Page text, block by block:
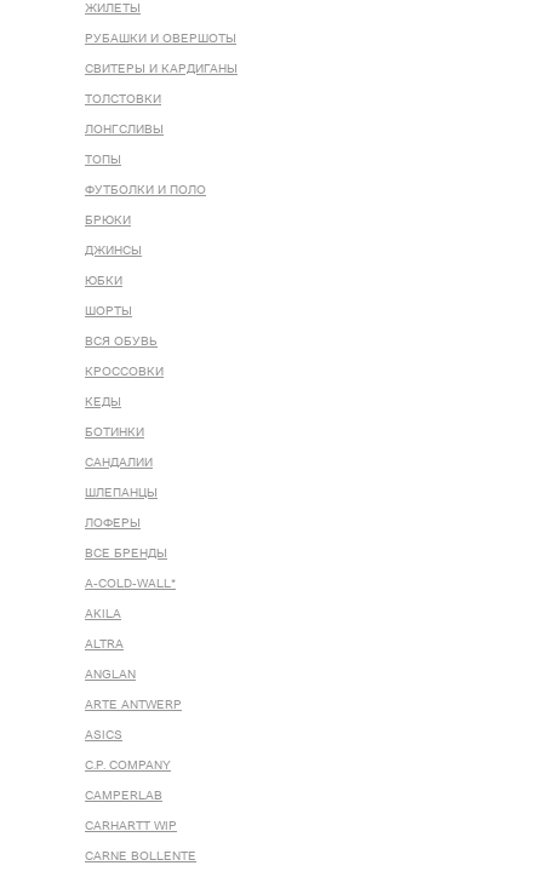
ЖИЛЕТЫ
РУБАШКИ И ОВЕРШОТЫ
СВИТЕРЫ И КАРДИГАНЫ
ТОЛСТОВКИ
ЛОНГСЛИВЫ
ТОПЫ
ФУТБОЛКИ И ПОЛО
БРЮКИ
ДЖИНСЫ
ЮБКИ
ШОРТЫ
ВСЯ ОБУВЬ
КРОССОВКИ
КЕДЫ
БОТИНКИ
САНДАЛИИ
ШЛЕПАНЦЫ
ЛОФЕРЫ
ВСЕ БРЕНДЫ
A-COLD-WALL*
AKILA
ALTRA
ANGLAN
ARTE ANTWERP
ASICS
C.P. COMPANY
CAMPERLAB
CARHARTT WIP
CARNE BOLLENTE